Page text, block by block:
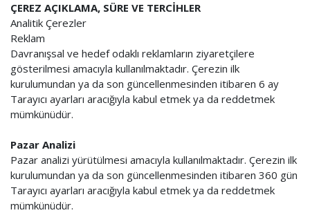
ÇEREZ AÇIKLAMA, SÜRE VE TERCİHLER
Analitik Çerezler
Reklam
Davranışsal ve hedef odaklı reklamların ziyaretçilere
gösterilmesi amacıyla kullanılmaktadır. Çerezin ilk
kurulumundan ya da son güncellenmesinden itibaren 6 ay
Tarayıcı ayarları aracığıyla kabul etmek ya da reddetmek
mümkünüdür.
Pazar Analizi
Pazar analizi yürütülmesi amacıyla kullanılmaktadır. Çerezin ilk
kurulumundan ya da son güncellenmesinden itibaren 360 gün
Tarayıcı ayarları aracığıyla kabul etmek ya da reddetmek
mümkünüdür.